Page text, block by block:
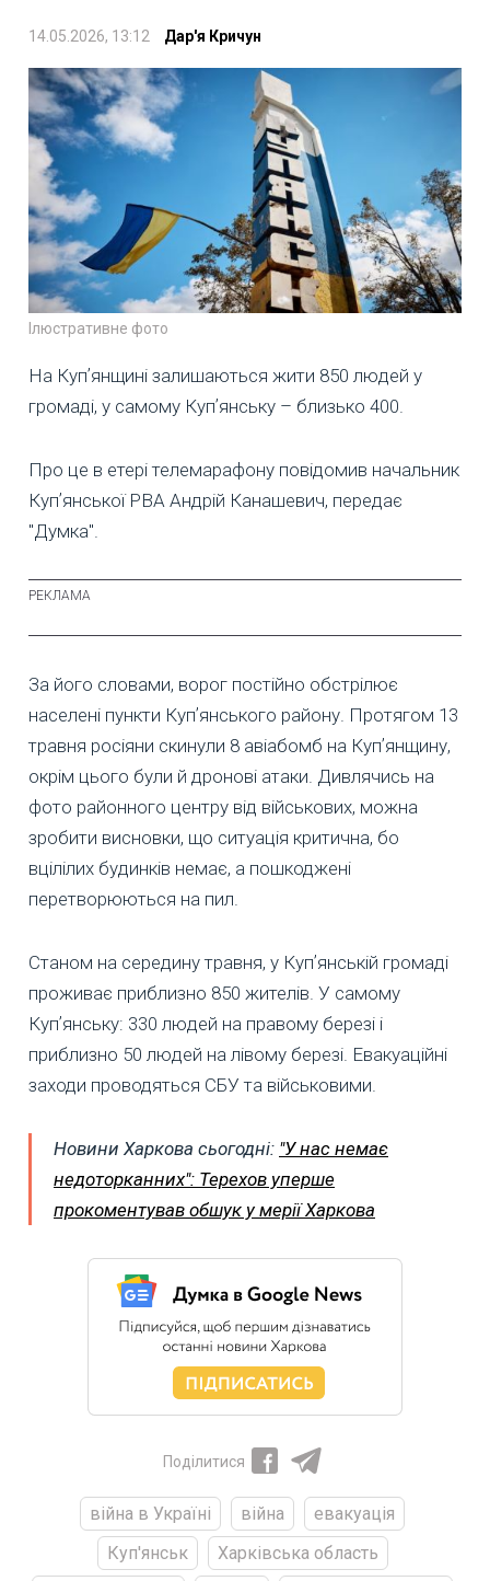
14.05.2026, 13:12 Дар'я Кричун
Ілюстративне фото
На Купʼянщині залишаються жити 850 людей у
громаді, у самому Купʼянську – близько 400.
Про це в етері телемарафону повідомив начальник
Купʼянської РВА Андрій Канашевич, передає
"Думка".
За його словами, ворог постійно обстрілює
населені пункти Купʼянського району. Протягом 13
травня росіяни скинули 8 авіабомб на Купʼянщину,
окрім цього були й дронові атаки. Дивлячись на
фото районного центру від військових, можна
зробити висновки, що ситуація критична, бо
вцілілих будинків немає, а пошкоджені
перетворюються на пил.
Станом на середину травня, у Купʼянській громаді
проживає приблизно 850 жителів. У самому
Купʼянську: 330 людей на правому березі і
приблизно 50 людей на лівому березі. Евакуаційні
заходи проводяться СБУ та військовими.
Новини Харкова сьогодні: "У нас немає
недоторканних": Терехов уперше
прокоментував обшук у мерії Харкова
Поділитися
війна в Україні війна
евакуація
Куп'янськ
Харківська область